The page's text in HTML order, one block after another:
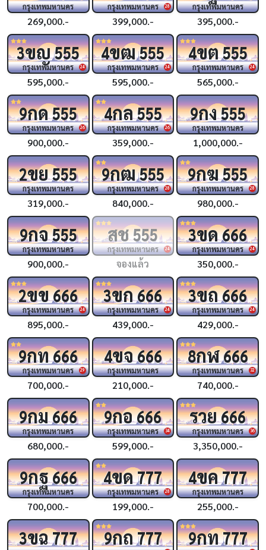
กรุงเทพมหานคร
269,000.-
28
กรุงเทพมหานคร
399,000.-
กรุงเทพมหานคร
395,000.-
24
3ขญ555
กรุงเทพมหานคร
595,000.-
24
4ขฒ555
กรุงเทพมหานคร
595,000.-
24
4ขต555
กรุงเทพมหานคร
565,000.-
26
9กด555
กรุงเทพมหานคร
900,000.-
26
4กล555
กรุงเทพมหานคร
359,000.-
9กง555
กรุงเทพมหานคร
1,000,000.-
2ขย555
กรุงเทพมหานคร
319,000.-
28
9กฒ555
กรุงเทพมหานคร
840,000.-
28
9กฆ555
กรุงเทพมหานคร
980,000.-
9กจ555
กรุงเทพมหานคร
900,000.-
24
สช555
กรุงเทพมหานคร
จองแล้ว
24
3ขด666
กรุงเทพมหานคร
350,000.-
24
2ขข666
กรุงเทพมหานคร
895,000.-
24
3ขก666
กรุงเทพมหานคร
439,000.-
24
3ขถ666
กรุงเทพมหานคร
429,000.-
29
9กท666
กรุงเทพมหานคร
700,000.-
4ขจ666
กรุงเทพมหานคร
210,000.-
32
8กฬ666
กรุงเทพมหานคร
740,000.-
9กม666
กรุงเทพมหานคร
680,000.-
34
9กอ666
กรุงเทพมหานคร
599,000.-
36
รวย666
กรุงเทพมหานคร
3,350,000.-
9กฐ666
กรุงเทพมหานคร
700,000.-
28
4ขด777
กรุงเทพมหานคร
199,000.-
4ขค777
กรุงเทพมหานคร
255,000.-
3ขฉ777 9กถ777 9กท777